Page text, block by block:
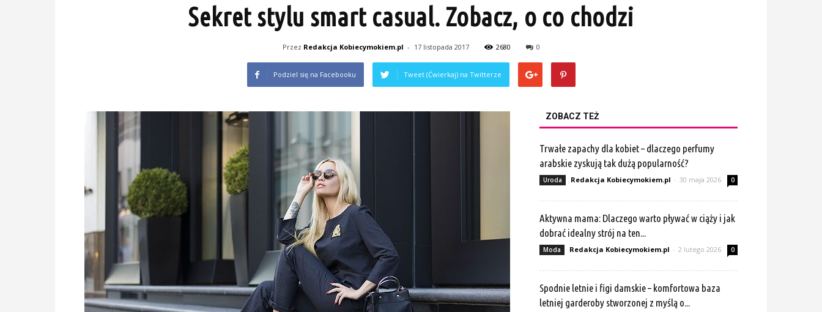
Sekret stylu smart casual. Zobacz, o co chodzi
Przez Redakcja Kobiecymokiem.pl - 17 listopada 2017 2680 0
Podziel się na Facebooku Tweet (Ćwierkaj) na Twitterze
ZOBACZ TEŻ
Trwałe zapachy dla kobiet – dlaczego perfumy
arabskie zyskują tak dużą popularność?
Uroda Redakcja Kobiecymokiem.pl - 30 maja 2026 0
Aktywna mama: Dlaczego warto pływać w ciąży i jak
dobrać idealny strój na ten...
Moda Redakcja Kobiecymokiem.pl - 2 lutego 2026 0
Spodnie letnie i figi damskie – komfortowa baza
letniej garderoby stworzonej z myślą o...